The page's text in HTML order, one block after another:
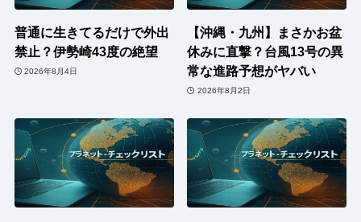
普通に生きてるだけで外出
禁止？伊勢崎43度の絶望
2026年8月4日
【沖縄・九州】まさかお盆
休みに直撃？台風13号の異
常な進路予想がヤバい
2026年8月2日